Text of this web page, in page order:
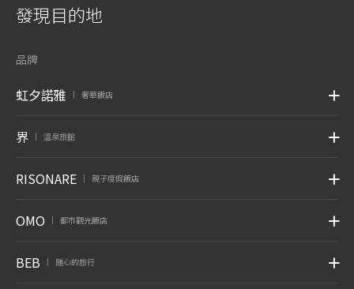
發現目的地
品牌
虹夕諾雅 奢華飯店
界 溫泉旅館
RISONARE 親子度假飯店
OMO 都市觀光飯店
BEB 随心的旅行